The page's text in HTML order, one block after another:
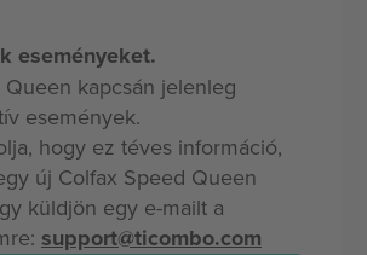
eseményeket.
kapcsán jelenleg
események.
hogy ez téves információ,
új Colfax Speed Queen
küldjön egy e-mailt a
support@ticombo.com